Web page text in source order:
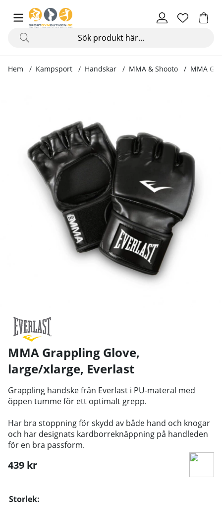
Hem Kampsport Handskar MMA & Shooto MMA
MMA Grappling Glove,
large/xlarge, Everlast
Grappling handske från Everlast i PU-materal med
öppen tumme för ett optimalt grepp.
Har bra stoppning för skydd av både hand och knogar
och har designats kardborreknäppning på handleden
för en bra passform.
439 kr
Storlek: